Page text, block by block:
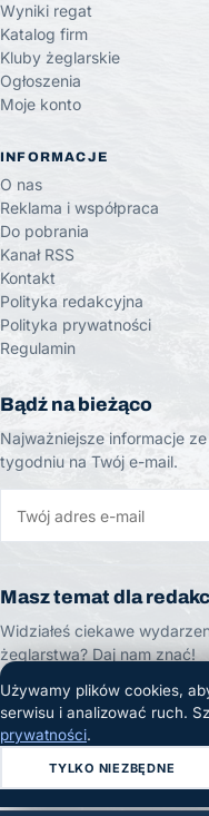
Wyniki regat
Katalog firm
Kluby żeglarskie
Ogłoszenia
Moje konto
INFORMACJE
O nas
Reklama i współpraca
Do pobrania
Kanał RSS
Kontakt
Polityka redakcyjna
Polityka prywatności
Regulamin
Bądź na bieżąco
Najważniejsze informacje
tygodniu na Twój e-mail.
Masz temat dla
Widziałeś ciekawe
żeglarstwa? Daj nam znać!
ZGŁOŚ TEMAT
© 2026 Żeglarski.info.
Używamy plików cookies,
serwisu i analizować ruch.
prywatności.
TYLKO NIEZBĘDNE